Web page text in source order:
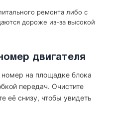
ремонта либо с
дороже из-за высокой
двигателя
номер на площадке блока
передач. Очистите
её снизу, чтобы увидеть